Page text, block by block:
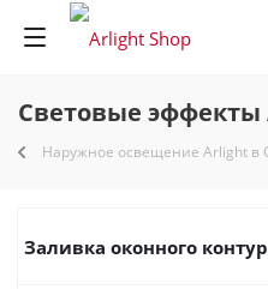
Световые
Наружное освещение Arlight в
Заливка оконного